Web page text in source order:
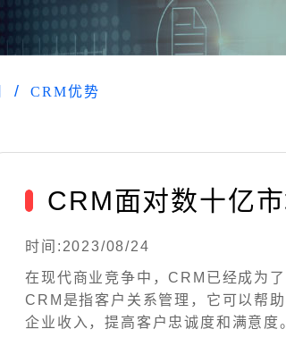
CRM优势
CRM面对数十亿
时间:2023/08/24
在现代商业竞争中，CRM已经成为
CRM是指客户关系管理，它可以帮
企业收入，提高客户忠诚度和满意